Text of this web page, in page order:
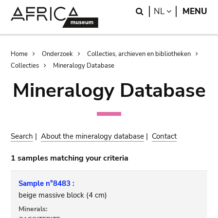
Search
NL LANGUAGE
MENU
Breadcrumb
Home Onderzoek
Collecties, archieven en bibliotheken
Collecties
Mineralogy Database
Mineralogy Database
Search |About the mineralogy database | Contact
1 samples matching your criteria
Sample n°8483 :
beige massive block (4 cm)
Minerals: